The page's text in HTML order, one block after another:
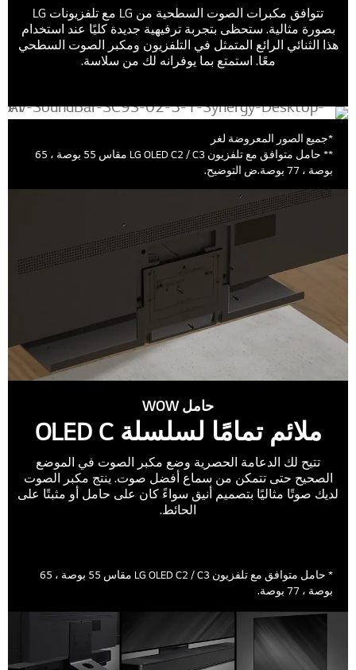
تتوافق مكبرات الصوت السطحية من LG مع تلفزيونات LG
بصورة مثالية. ستحظى بتجربة ترفيهية جديدة كليًا عند استخدام
هذا الثنائي الرائع المتمثل في التلفزيون ومكبر الصوت السطحي
معًا. استمتع بما يوفرانه لك من سلاسة.
*جميع الصور المعروضة لغر
** حامل متوافق مع تلفزيون LG OLED C2 / C3 مقاس 55 بوصة ، 65
بوصة ، 77 بوصة.ض التوضيح.
حامل WOW
ملائم تمامًا لسلسلة OLED C
تتيح لك الدعامة الحصرية وضع مكبر الصوت في الموضع
الصحيح حتى تتمكن من سماع أفضل صوت. ينتج مكبر الصوت
لديك صوتًا مثاليًا بتصميم أنيق سواءً كان على حامل أو مثبتًا على
الحائط.
* حامل متوافق مع تلفزيون LG OLED C2 / C3 مقاس 55 بوصة ، 65
بوصة ، 77 بوصة.